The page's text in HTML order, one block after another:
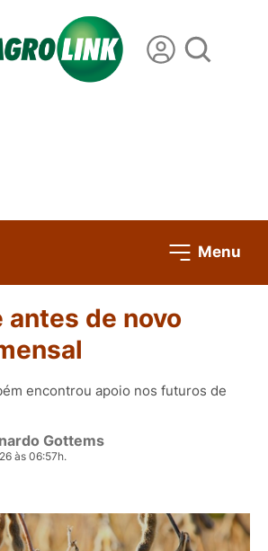
Menu
antes de novo
encontrou apoio nos futuros de
Gottems
às 06:57h.